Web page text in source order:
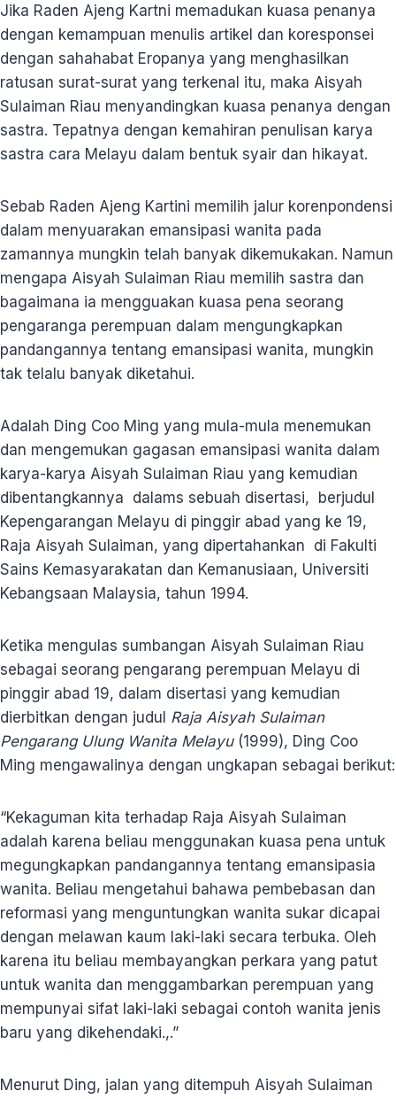
Jika Raden Ajeng Kartni memadukan kuasa penanya
dengan kemampuan menulis artikel dan koresponsei
dengan sahahabat Eropanya yang menghasilkan
ratusan surat-surat yang terkenal itu, maka Aisyah
Sulaiman Riau menyandingkan kuasa penanya dengan
sastra. Tepatnya dengan kemahiran penulisan karya
sastra cara Melayu dalam bentuk syair dan hikayat.
Sebab Raden Ajeng Kartini memilih jalur korenpondensi
dalam menyuarakan emansipasi wanita pada
zamannya mungkin telah banyak dikemukakan. Namun
mengapa Aisyah Sulaiman Riau memilih sastra dan
bagaimana ia mengguakan kuasa pena seorang
pengaranga perempuan dalam mengungkapkan
pandangannya tentang emansipasi wanita, mungkin
tak telalu banyak diketahui.
Adalah Ding Coo Ming yang mula-mula menemukan
dan mengemukan gagasan emansipasi wanita dalam
karya-karya Aisyah Sulaiman Riau yang kemudian
dibentangkannya dalams sebuah disertasi, berjudul
Kepengarangan Melayu di pinggir abad yang ke 19,
Raja Aisyah Sulaiman, yang dipertahankan di Fakulti
Sains Kemasyarakatan dan Kemanusiaan, Universiti
Kebangsaan Malaysia, tahun 1994.
Ketika mengulas sumbangan Aisyah Sulaiman Riau
sebagai seorang pengarang perempuan Melayu di
pinggir abad 19, dalam disertasi yang kemudian
dierbitkan dengan judul Raja Aisyah Sulaiman
Pengarang Ulung Wanita Melayu(1999), Ding Coo
Ming mengawalinya dengan ungkapan sebagai berikut:
“Kekaguman kita terhadap Raja Aisyah Sulaiman
adalah karena beliau menggunakan kuasa pena untuk
megungkapkan pandangannya tentang emansipasia
wanita. Beliau mengetahui bahawa pembebasan dan
reformasi yang menguntungkan wanita sukar dicapai
dengan melawan kaum laki-laki secara terbuka. Oleh
karena itu beliau membayangkan perkara yang patut
untuk wanita dan menggambarkan perempuan yang
mempunyai sifat laki-laki sebagai contoh wanita jenis
baru yang dikehendaki.,.”
Menurut Ding, jalan yang ditempuh Aisyah Sulaiman